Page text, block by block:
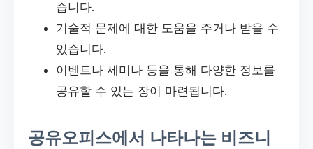
습니다.
기술적 문제에 대한 도움을 주거나 받을 수
있습니다.
이벤트나 세미나 등을 통해 다양한 정보를
공유할 수 있는 장이 마련됩니다.
공유오피스에서 나타나는 비즈니